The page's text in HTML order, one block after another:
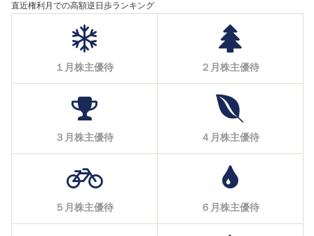
直近権利月での高額逆日歩ランキング
１月株主優待 ２月株主優待
３月株主優待 ４月株主優待
５月株主優待 ６月株主優待